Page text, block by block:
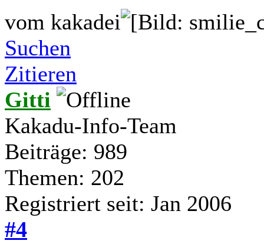
vom kakadei
Suchen
Zitieren
Gitti
Kakadu-Info-Team
Beiträge: 989
Themen: 202
Registriert seit: Jan 2006
#4